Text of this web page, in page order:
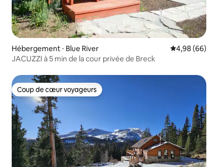
Hébergement ⋅ Blue River Évaluation
4,98 (66)
JACUZZI à 5 min de la cour privée de Breck
Coup de cœur voyageurs
Coup de cœur voyageurs